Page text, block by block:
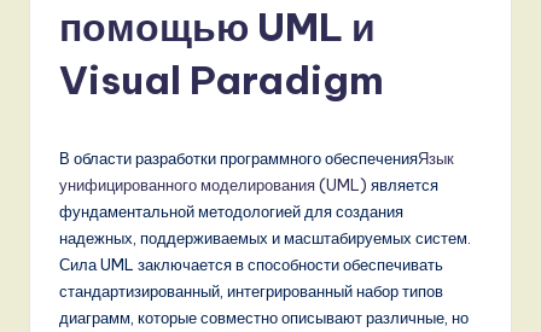
помощью UML и
Visual Paradigm
В области разработки программного обеспеченияЯзык
унифицированного моделирования (UML) является
фундаментальной методологией для создания
надежных, поддерживаемых и масштабируемых систем.
Сила UML заключается в способности обеспечивать
стандартизированный, интегрированный набор типов
диаграмм, которые совместно описывают различные, но